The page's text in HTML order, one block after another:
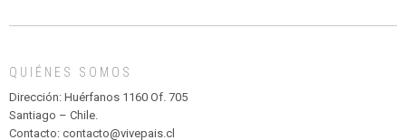
MADAGASCAR
PARQUE
HURATDO
QUIÉNES SOMOS
Dirección: Huérfanos 1160 Of. 705
Santiago – Chile.
Contacto: contacto@vivepais.cl